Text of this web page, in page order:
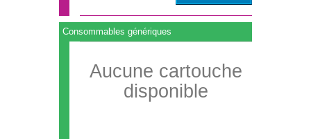
Consommables génériques
Aucune cartouche
disponible